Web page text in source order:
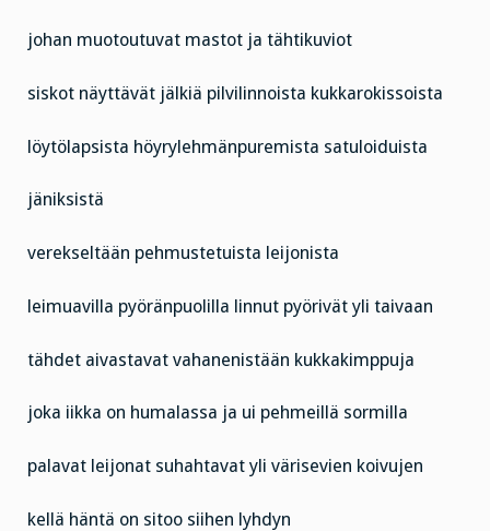
johan muotoutuvat mastot ja tähtikuviot
siskot näyttävät jälkiä pilvilinnoista kukkarokissoista
löytölapsista höyrylehmänpuremista satuloiduista
jäniksistä
verekseltään pehmustetuista leijonista
leimuavilla pyöränpuolilla linnut pyörivät yli taivaan
tähdet aivastavat vahanenistään kukkakimppuja
joka iikka on humalassa ja ui pehmeillä sormilla
palavat leijonat suhahtavat yli värisevien koivujen
kellä häntä on sitoo siihen lyhdyn